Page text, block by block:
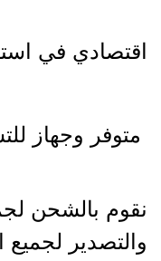
اقتصادي في
متوفر وجهاز
نقوم بالشحن
والتصدير